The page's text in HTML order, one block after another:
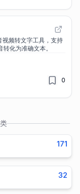
频转文字工具，支持
化为准确文本。
0
171
32